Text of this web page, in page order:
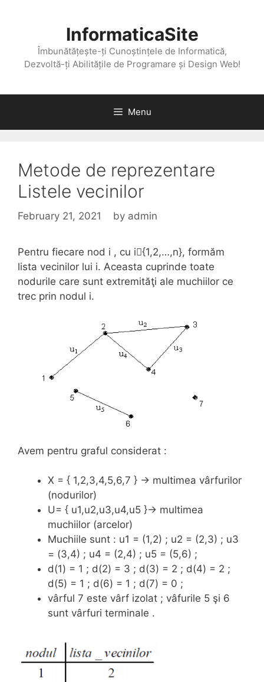
InformaticaSite
Îmbunătățește-ți Cunoștințele de Informatică,
Dezvoltă-ți Abilitățile de Programare și Design Web!
Menu
Metode de reprezentare
Listele vecinilor
February 21, 2021 by admin
Pentru fiecare nod i , cu i{1,2,…,n}, formăm
lista vecinilor lui i. Aceasta cuprinde toate
nodurile care sunt extremităţi ale muchiilor ce
trec prin nodul i.
Avem pentru graful considerat :
X = { 1,2,3,4,5,6,7 } → multimea vârfurilor
(nodurilor)
U= { u1,u2,u3,u4,u5 }→ multimea
muchiilor (arcelor)
Muchiile sunt : u1 = (1,2) ; u2 = (2,3) ; u3
= (3,4) ; u4 = (2,4) ; u5 = (5,6) ;
d(1) = 1 ; d(2) = 3 ; d(3) = 2 ; d(4) = 2 ;
d(5) = 1 ; d(6) = 1 ; d(7) = 0 ;
vârful 7 este vârf izolat ; vâfurile 5 şi 6
sunt vârfuri terminale .